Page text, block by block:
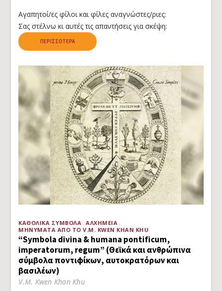
Αγαπητοί/ες φίλοι και φίλες αναγνώστες/ριες:
Σας στέλνω κι αυτές τις απαντήσεις για σκέψη:
ΠΕΡΙΣΣΌΤΕΡΑ
ΚΑΘΟΛΙΚΆ ΣΎΜΒΟΛΑ
ΑΛΧΗΜΕΊΑ
ΜΗΝΎΜΑΤΑ ΑΠΌ ΤΟ V.M. KWEN KHAN KHU
“Symbola divina & humana pontificum,
imperatorum, regum” (Θεϊκά και ανθρώπινα
σύμβολα ποντιφίκων, αυτοκρατόρων και
βασιλέων)
V.M. Kwen Khan Khu